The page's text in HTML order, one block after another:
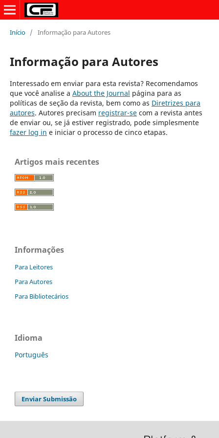
Início / Informação para Autores
Informação para Autores
Interessado em enviar para esta revista? Recomendamos
que você analise a About the Journal página para as
políticas de seção da revista, bem como as Diretrizes para
autores. Autores precisam registrar-secom a revista antes
de enviar ou, se já estiver registrado, pode simplesmente
fazer log in e iniciar o processo de cinco etapas.
Artigos mais recentes
Informações
Para Leitores
Para Autores
Para Bibliotecários
Idioma
Português
Enviar Submissão